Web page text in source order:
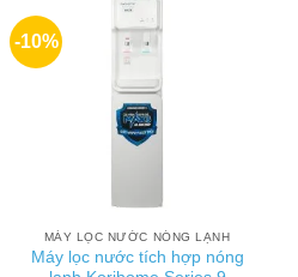
-10%
MÁY LỌC NƯỚC NÓNG LẠNH
Máy lọc nước tích hợp nóng